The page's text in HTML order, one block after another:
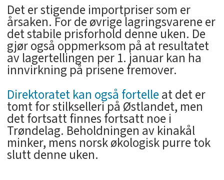
Det er stigende importpriser som er
årsaken. For de øvrige lagringsvarene er
det stabile prisforhold denne uken. De
gjør også oppmerksom på at resultatet
av lagertellingen per 1. januar kan ha
innvirkning på prisene fremover.
Direktoratet kan også fortelleat det er
tomt for stilkselleri på Østlandet, men
det fortsatt finnes fortsatt noe i
Trøndelag. Beholdningen av kinakål
minker, mens norsk økologisk purre tok
slutt denne uken.